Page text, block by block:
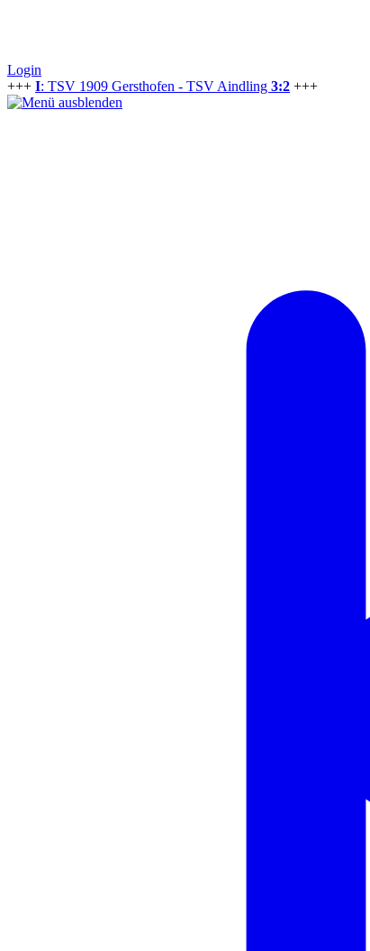
Login
+++ I: TSV 1909 Gersthofen - TSV Aindling 3:2 +++